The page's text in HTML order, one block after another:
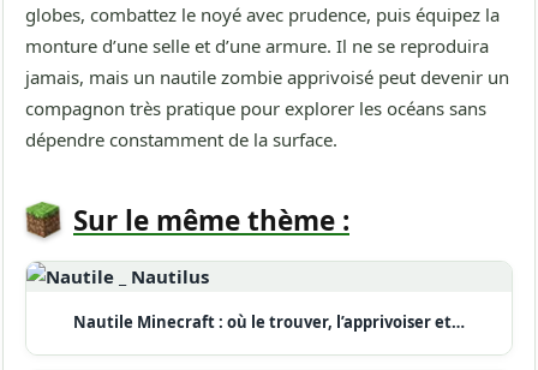
globes, combattez le noyé avec prudence, puis équipez la
monture d’une selle et d’une armure. Il ne se reproduira
jamais, mais un nautile zombie apprivoisé peut devenir un
compagnon très pratique pour explorer les océans sans
dépendre constamment de la surface.
Sur le même thème :
Nautile Minecraft : où le trouver, l’apprivoiser et…